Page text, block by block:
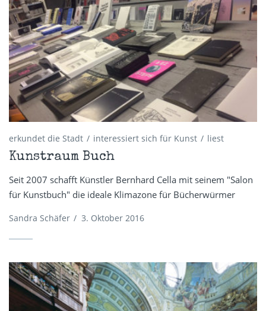
erkundet die Stadt interessiert sich für Kunst liest
Kunstraum Buch
Seit 2007 schafft Künstler Bernhard Cella mit seinem "Salon
für Kunstbuch" die ideale Klimazone für Bücherwürmer
Sandra Schäfer / 3. Oktober 2016